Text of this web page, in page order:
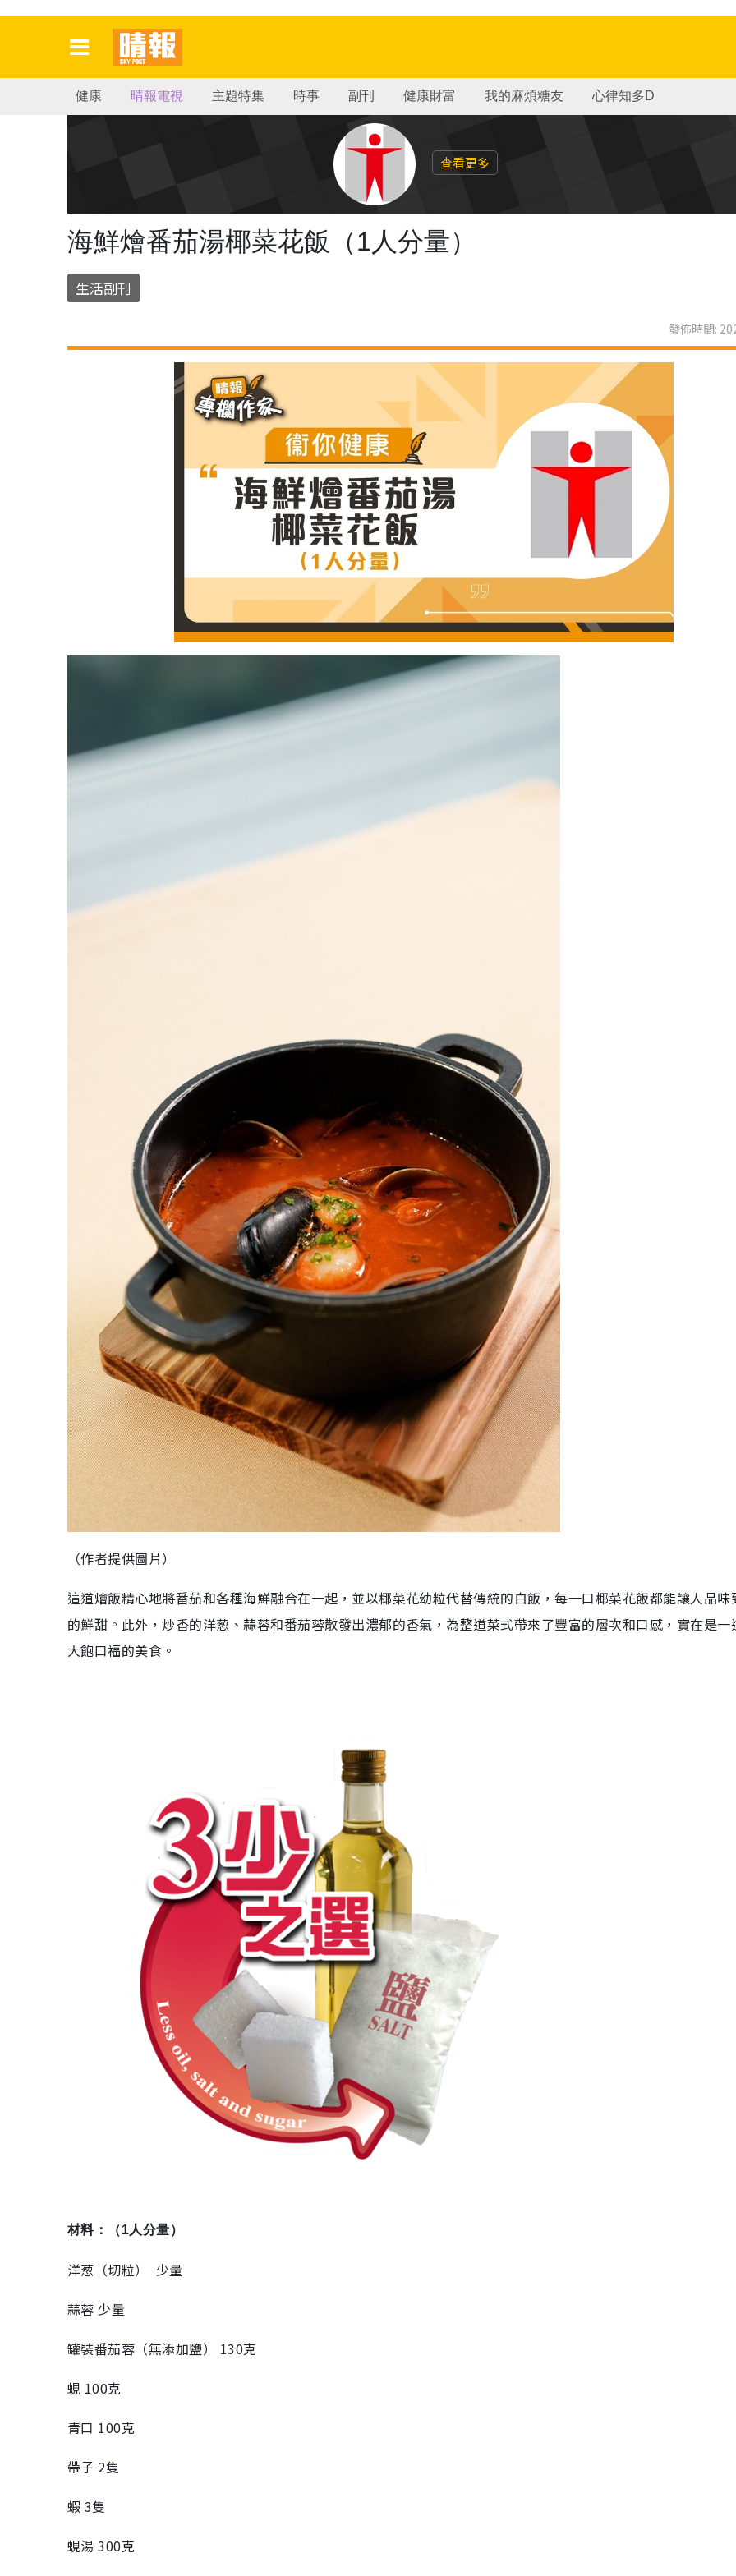
健康 晴報電視 主題特集 時事 副刊 健康財富 我的麻煩糖友 心律知多D
查看更多
海鮮燴番茄湯椰菜花飯（1人分量）
生活副刊
發佈時間:
（作者提供圖片）
這道燴飯精心地將番茄和各種海鮮融合在一起，並以椰菜花幼粒代替傳統的白飯，每一口椰菜花飯都能讓人品味
的鮮甜。此外，炒香的洋葱、蒜蓉和番茄蓉散發出濃郁的香氣，為整道菜式帶來了豐富的層次和口感，實在是一
大飽口福的美食。
材料：（1人分量）
洋葱（切粒） 少量
蒜蓉 少量
罐裝番茄蓉（無添加鹽） 130克
蜆 100克
青口 100克
帶子 2隻
蝦 3隻
蜆湯 300克